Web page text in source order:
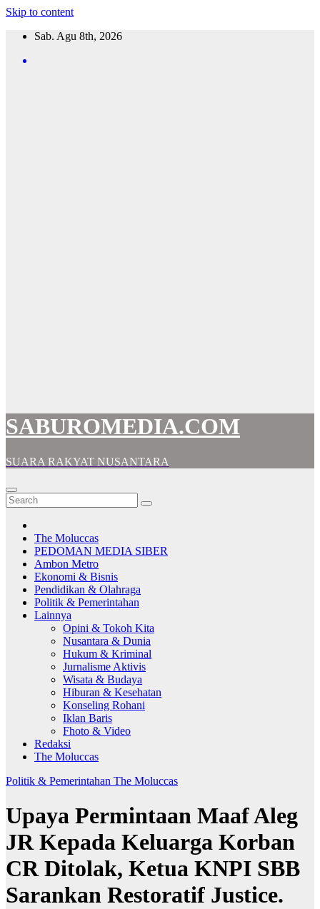
Skip to content
Sab. Agu 8th, 2026
SABUROMEDIA.COM
SUARA RAKYAT NUSANTARA
The Moluccas
PEDOMAN MEDIA SIBER
Ambon Metro
Ekonomi & Bisnis
Pendidikan & Olahraga
Politik & Pemerintahan
Lainnya
Opini & Tokoh Kita
Nusantara & Dunia
Hukum & Kriminal
Jurnalisme Aktivis
Wisata & Budaya
Hiburan & Kesehatan
Konseling Rohani
Iklan Baris
Fhoto & Video
Redaksi
The Moluccas
Politik & Pemerintahan The Moluccas
Upaya Permintaan Maaf Aleg
JR Kepada Keluarga Korban
CR Ditolak, Ketua KNPI SBB
Sarankan Restoratif Justice.